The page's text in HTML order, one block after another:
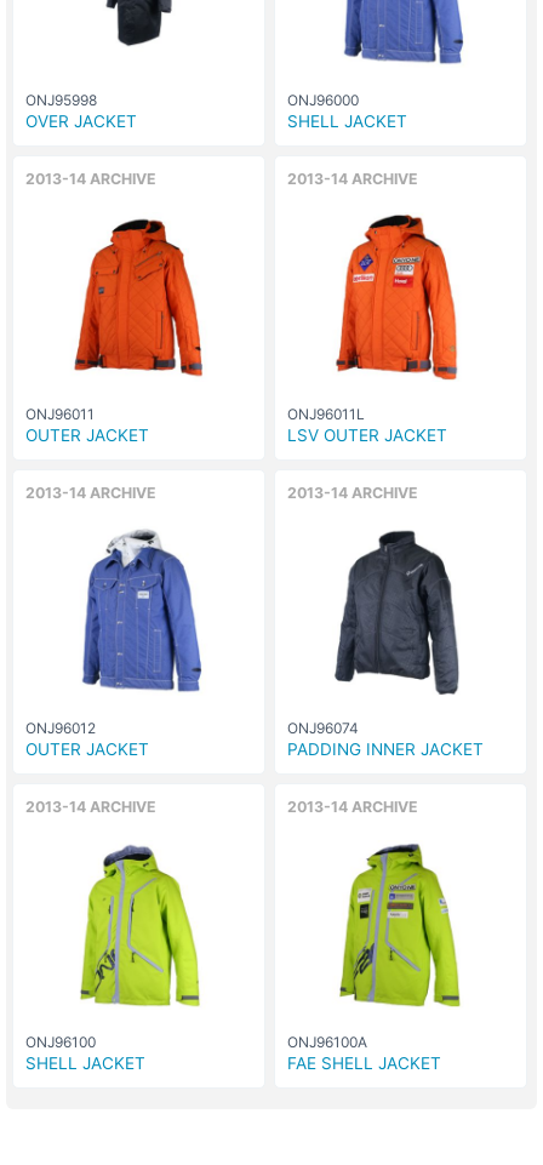
ONJ95998
OVER JACKET
ONJ96000
SHELL JACKET
2013-14 ARCHIVE
ONJ96011
OUTER JACKET
2013-14 ARCHIVE
ONJ96011L
LSV OUTER JACKET
2013-14 ARCHIVE
ONJ96012
OUTER JACKET
2013-14 ARCHIVE
ONJ96074
PADDING INNER JACKET
2013-14 ARCHIVE
ONJ96100
SHELL JACKET
2013-14 ARCHIVE
ONJ96100A
FAE SHELL JACKET